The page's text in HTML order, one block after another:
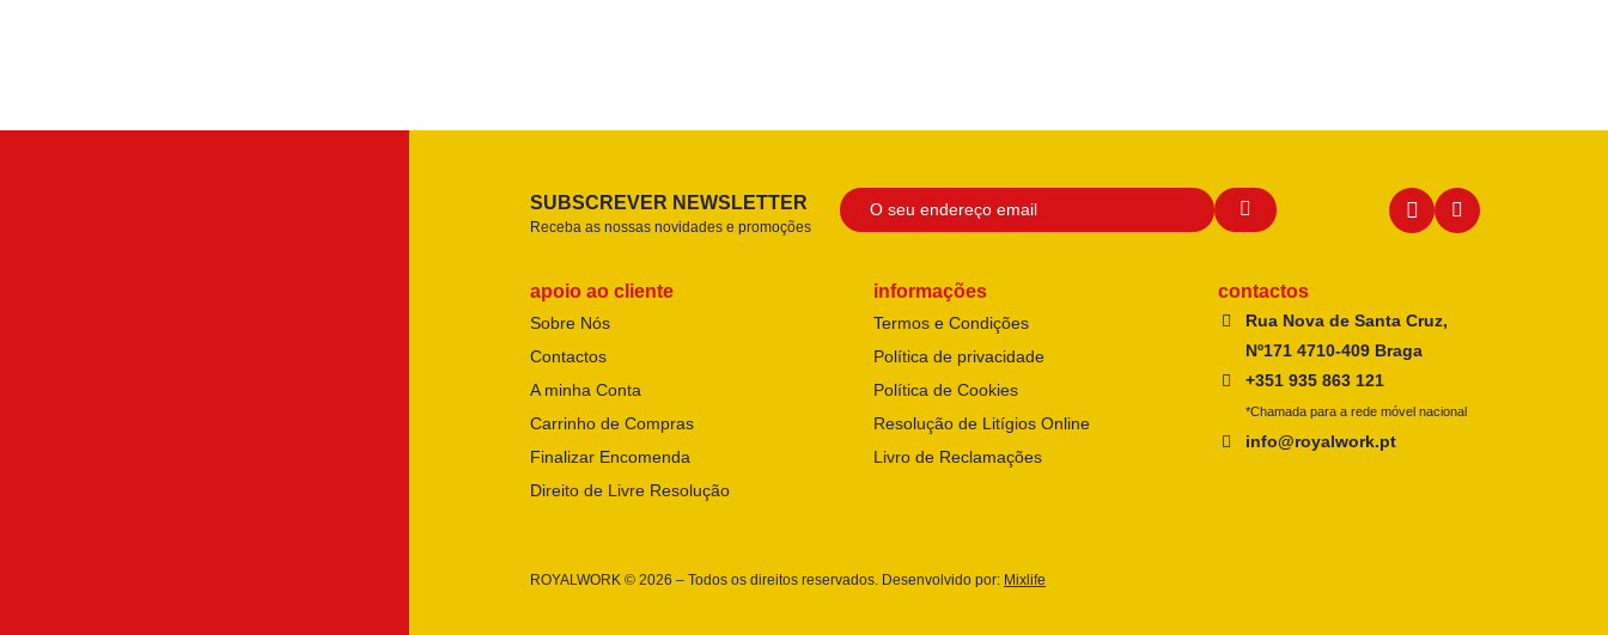
SUBSCREVER NEWSLETTER
Receba as nossas novidades e promoções
apoio ao cliente
Sobre Nós
Contactos
A minha Conta
Carrinho de Compras
Finalizar Encomenda
Direito de Livre Resolução
informações
Termos e Condições
Política de privacidade
Política de Cookies
Resolução de Litígios Online
Livro de Reclamações
contactos
Rua Nova de Santa Cruz,
Nº171 4710-409 Braga
+351 935 863 121
*Chamada para a rede móvel nacional
info@royalwork.pt
ROYALWORK © 2026 – Todos os direitos reservados. Desenvolvido por: Mixlife